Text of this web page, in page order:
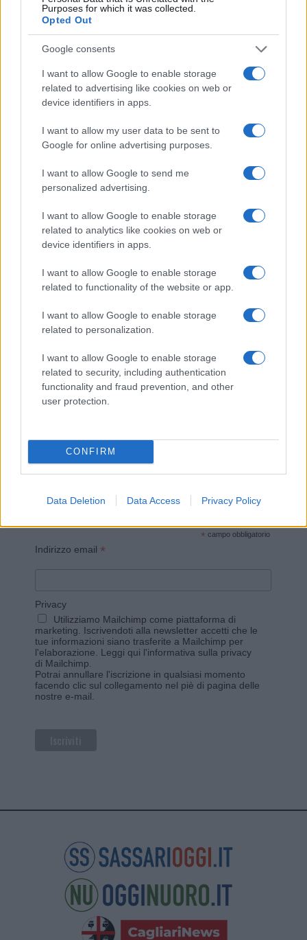
Purposes for which it was collected.
Opted Out
Google consents
I want to allow Google to enable storage
related to advertising like cookies on web or
device identifiers in apps.
I want to allow my user data to be sent to
Google for online advertising purposes.
I want to allow Google to send me
personalized advertising.
I want to allow Google to enable storage
related to analytics like cookies on web or
device identifiers in apps.
I want to allow Google to enable storage
related to functionality of the website or app.
I want to allow Google to enable storage
related to personalization.
I want to allow Google to enable storage
related to security, including authentication
functionality and fraud prevention, and other
user protection.
CONFIRM
Data Deletion Data Access Privacy Policy
I nostri cari
I nostri cari
Invia un Comunicato Stampa|Pubblicità|
Vuoi rimanere sempre aggiornato?
Iscriviti alla newsletter di Gallura Oggi e ricevi le nostre
* campo obbligatorio
Indirizzo email *
Privacy
Utilizziamo Mailchimp come piattaforma di
marketing. Iscrivendoti alla newsletter accetti che le
tue informazioni siano trasferite a Mailchimp per
l'elaborazione. Leggi qui l'informativa sulla privacy
di Mailchimp
Potrai annullare l'iscrizione in qualsiasi momento
facendo clic sul collegamento nel piè di pagina delle
nostre e-mail.